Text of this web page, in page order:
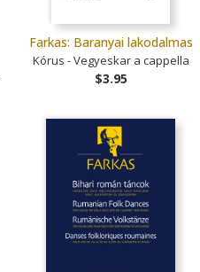
Farkas: Baranyai lakodalmas
Kórus - Vegyeskar a cappella
$3.95